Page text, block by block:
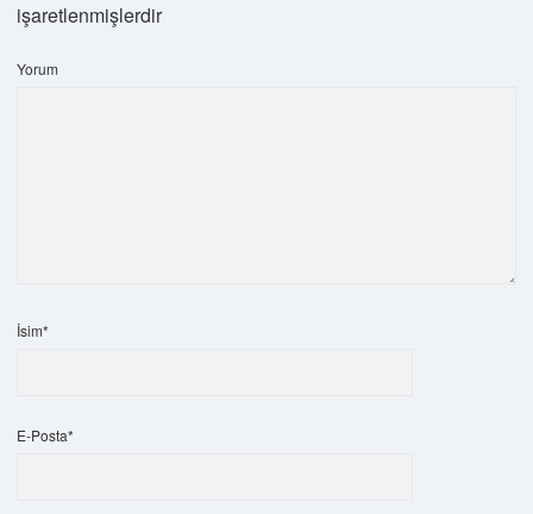
işaretlenmişlerdir
Yorum
İsim*
E-Posta*